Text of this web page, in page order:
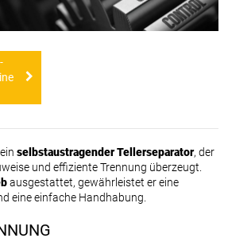
selbstaustragender Tellerseparator, der
und effiziente Trennung überzeugt.
ausgestattet, gewährleistet er eine
eine einfache Handhabung.